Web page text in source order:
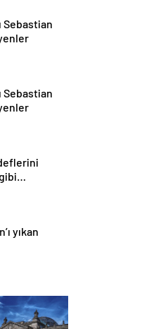
Sebastian
Sebastian
gibi…
yıkan
bir